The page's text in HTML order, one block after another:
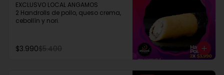
EXCLUSVO LOCAL ANGAMOS
2 Handrolls de pollo, queso crema,
cebollín y nori.
$3.990$5.400